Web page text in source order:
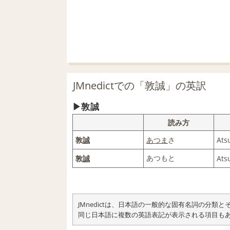
JMnedictでの「敦誠」の英訳
敦誠
読み方
敦誠 あつま さ
敦誠 あつもと
JMnedictは、日本語の一般的な固有名詞の分類
同じ日本語に複数の英語表記が表示される項目も